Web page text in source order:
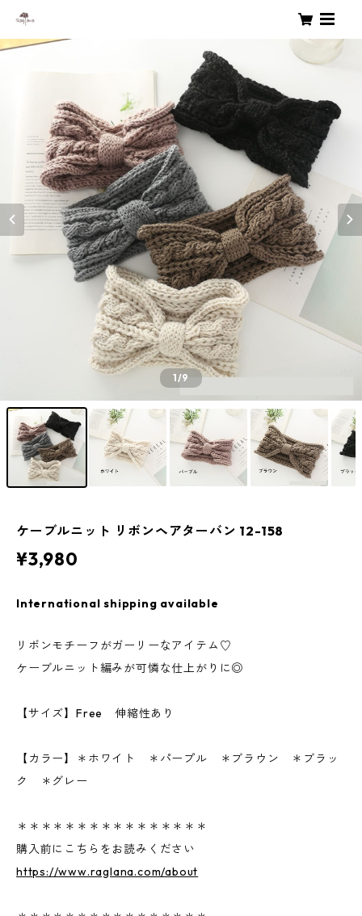
1/9
ケーブルニット リボンヘアターバン 12-158
¥3,980
International shipping available
リボンモチーフがガーリーなアイテム♡
ケーブルニット編みが可憐な仕上がりに◎
【サイズ】Free 伸縮性あり
【カラー】＊ホワイト ＊パープル ＊ブラウン ＊ブラッ
ク ＊グレー
＊＊＊＊＊＊＊＊＊＊＊＊＊＊＊＊
購入前にこちらをお読みください
https://www.raglana.com/about